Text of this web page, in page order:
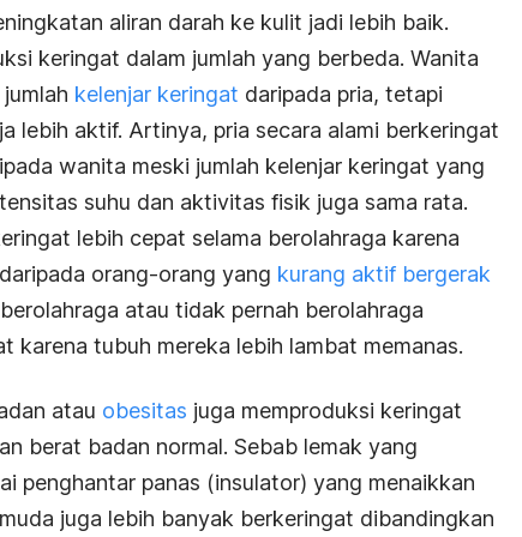
aliran darah ke kulit jadi lebih baik.
keringat dalam jumlah yang berbeda. Wanita
kelenjar keringat daripada pria, tetapi
lebih aktif. Artinya, pria secara alami berkeringat
wanita meski jumlah kelenjar keringat yang
suhu dan aktivitas fisik juga sama rata.
lebih cepat selama berolahraga karena
orang-orang yang kurang aktif bergerak
atau tidak pernah berolahraga
karena tubuh mereka lebih lambat memanas.
atau obesitas juga memproduksi keringat
berat badan normal. Sebab lemak yang
penghantar panas (insulator) yang menaikkan
juga lebih banyak berkeringat dibandingkan